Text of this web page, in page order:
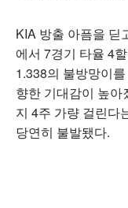
KIA 방출 아픔을 딛
에서 7경기 타율 4
1.338의 불방망이
향한 기대감이 높
지 4주 가량 걸린다
당연히 불발됐다.